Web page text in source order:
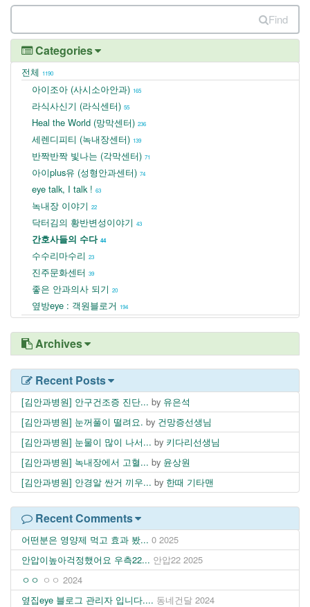
Find
Categories
전체 1190
아이조아 (사시소아안과) 165
라식사신기 (라식센터) 55
Heal the World (망막센터) 236
세렌디피티 (녹내장센터) 139
반짝반짝 빛나는 (각막센터) 71
아이plus유 (성형안과센터) 74
eye talk, I talk ! 63
녹내장 이야기 22
닥터김의 황반변성이야기 43
간호사들의 수다 44
수수리마수리 23
진주문화센터 39
좋은 안과의사 되기 20
옆방eye : 객원블로거 194
Archives
Recent Posts
[김안과병원] 안구건조증 진단... by 유은석
[김안과병원] 눈꺼풀이 떨려요. by 건망증선생님
[김안과병원] 눈물이 많이 나서... by 키다리선생님
[김안과병원] 녹내장에서 고혈... by 윤상원
[김안과병원] 안경알 싼거 끼우... by 한때 기타맨
Recent Comments
어떤분은 영양제 먹고 효과 봤... 0 2025
안압이높아걱정했어요 우측22... 안압22 2025
ㅇㅇ ㅇㅇ 2024
옆집eye 블로그 관리자 입니다.... 동네건달 2024